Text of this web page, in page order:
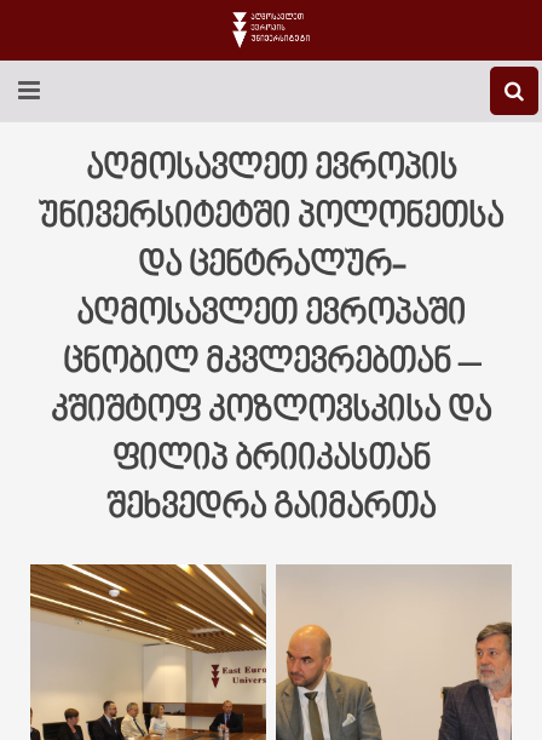
EEU-Ს ᲨᲔᲡᲐᲮᲔᲑ
ᲒᲐᲜᲐᲗᲚᲔᲑᲐ
ᲡᲐᲔᲠᲗᲐᲨᲝᲠᲘᲡᲝ
ᲑᲘᲑᲚᲘᲝᲗᲔᲙᲐ
ᲡᲢᲣᲓᲔᲜᲢᲣᲠᲘ ᲪᲮᲝᲕᲠᲔᲑᲐ
აღმოსავლეთ ევროპის
უნივერსიტეტში პოლონეთსა
და ცენტრალურ-
აღმოსავლეთ ევროპაში
ცნობილ მკვლევრებთან –
კშიშტოფ კოზლოვსკისა და
ფილიპ ბრიიკასთან
შეხვედრა გაიმართა